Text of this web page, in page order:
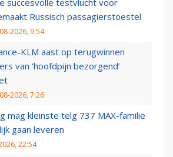
succesvolle testvlucht voor
Russisch passagierstoestel
2026, 9:54
KLM aast op terugwinnen
van ‘hoofdpijn bezorgend’
2026, 7:26
mag kleinste telg 737 MAX-familie
gaan leveren
22:54